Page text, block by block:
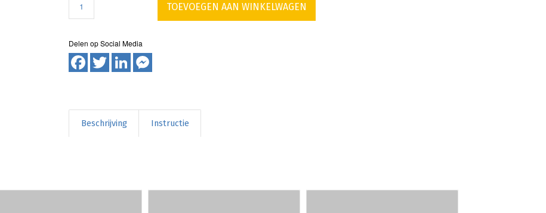
TOEVOEGEN AAN WINKELWAGEN
Facebook
TwitterLinkedIn
Beschrijving Instructie